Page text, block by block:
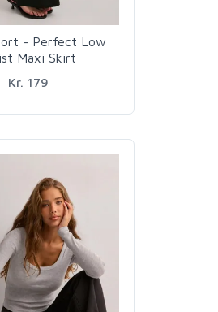
- Perfect Low
Maxi Skirt
Kr. 179